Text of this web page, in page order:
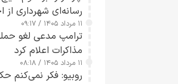
رسانه‌ای شهرداری
گفت
۱۱ مرداد ۱۴۰۵ / ۰۹:۱۷
مذاکرات اعلام کرد
۱۱ مرداد ۱۴۰۵ / ۰۸:۱۸
روبیو: فکر نمی‌کنم